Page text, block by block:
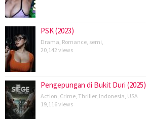
PSK (2023)
Drama Romance semi
20,142 views
Pengepungan di Bukit Duri (2025)
Action Crime Thriller, Indonesia USA
19,116 views